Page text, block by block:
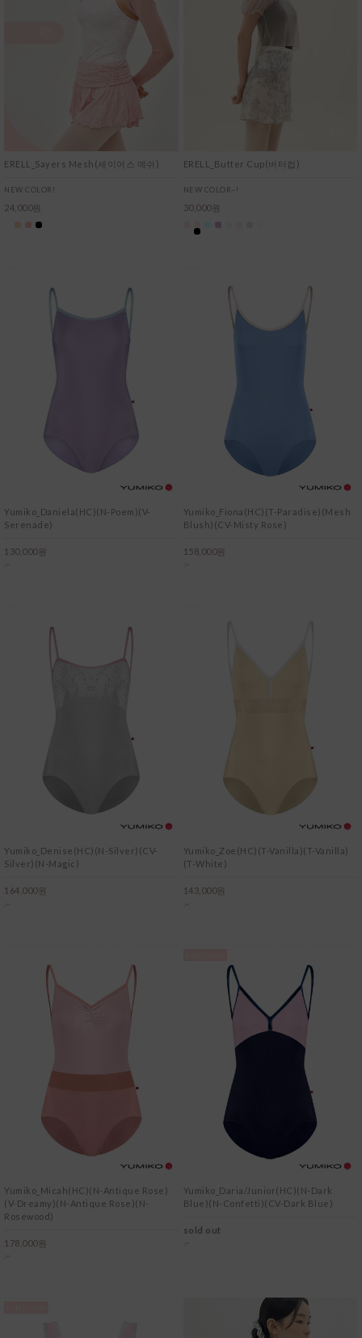
ERELL_Sayers Mesh(세이어스 메쉬)
NEW COLOR!
24,000원
ERELL_Butter Cup(버터컵)
NEW COLOR~!
30,000원
Yumiko_Daniela(HC)(N-Poem)(V-
Serenade)
130,000원
Yumiko_Fiona(HC)(T-Paradise)(Mesh
Blush)(CV-Misty Rose)
158,000원
Yumiko_Denise(HC)(N-Silver)(CV-
Silver)(N-Magic)
164,000원
Yumiko_Zoe(HC)(T-Vanilla)(T-Vanilla)
(T-White)
143,000원
Yumiko_Micah(HC)(N-Antique Rose)
(V-Dreamy)(N-Antique Rose)(N-
Rosewood)
178,000원
Yumiko_Daria/Junior(HC)(N-Dark
Blue)(N-Confetti)(CV-Dark Blue)
sold out